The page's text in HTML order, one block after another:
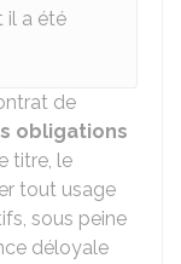
il a été
de
obligations
titre, le
tout usage
sous peine
déloyale